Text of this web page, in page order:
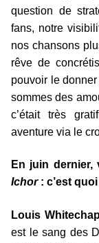
question de
fans, notre
nos chansons
rêve de
pouvoir le
sommes des
c’était très
aventure via le
En juin
Ichor: c’est
Louis
est le sang des